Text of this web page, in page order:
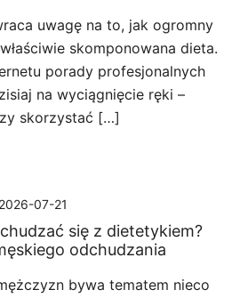
uwagę na to, jak ogromny
skomponowana dieta.
porady profesjonalnych
na wyciągnięcie ręki –
skorzystać […]
2026-07-21
się z dietetykiem?
odchudzania
bywa tematem nieco